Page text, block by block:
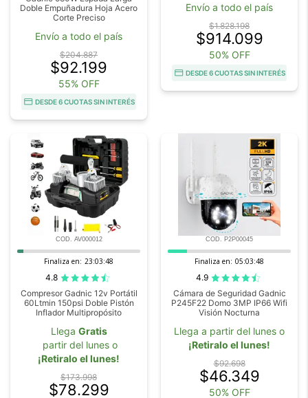
Doble Empuñadura Hoja Acero
Corte Preciso
Envío a todo el país
$204.887
$92.199
55% OFF
DESDE 6 CUOTAS SIN INTERÉS
Envío a todo el país
$1.828.198
$914.099
50% OFF
DESDE 6 CUOTAS SIN INTERÉS
COD. AV000012
Finaliza en: 23:03:45
4.8
Compresor Gadnic 12v Portátil
60Ltmin 150psi Doble Pistón
Inflador Multipropósito
Llega Gratis
partir del lunes o
¡Retiralo el lunes!
$173.998
$78.299
COD. P2P00045
Finaliza en: 05:03:46
4.9
Cámara de Seguridad Gadnic
P245F22 Domo 3MP IP66 Wifi
Visión Nocturna
Llega a partir del lunes o
¡Retiralo el lunes!
$92.698
$46.349
50% OFF